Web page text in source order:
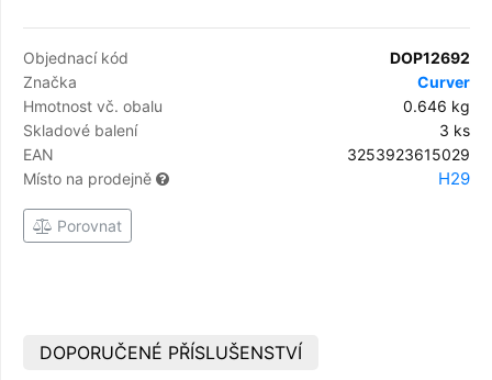
Objednací kód
DOP12692
Značka
Curver
Hmotnost vč. obalu
0.646 kg
Skladové balení
3 ks
EAN
3253923615029
Místo na prodejně
H29
Porovnat
DOPORUČENÉ PŘÍSLUŠENSTVÍ